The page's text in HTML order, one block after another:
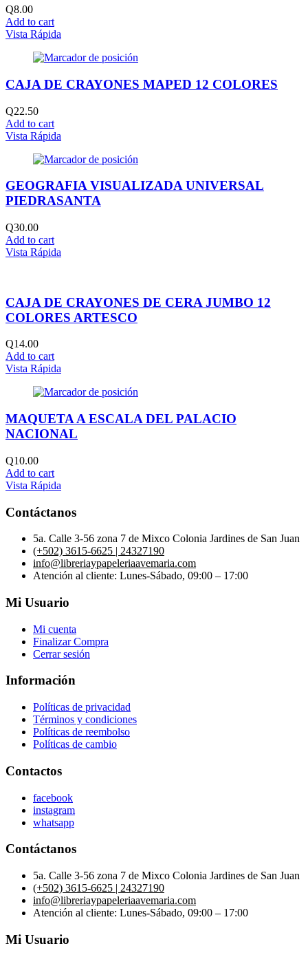
Q8.00
Add to cart
Vista Rápida
CAJA DE CRAYONES MAPED 12 COLORES
Q22.50
Add to cart
Vista Rápida
GEOGRAFIA VISUALIZADA UNIVERSAL
PIEDRASANTA
Q30.00
Add to cart
Vista Rápida
CAJA DE CRAYONES DE CERA JUMBO 12
COLORES ARTESCO
Q14.00
Add to cart
Vista Rápida
MAQUETA A ESCALA DEL PALACIO
NACIONAL
Q10.00
Add to cart
Vista Rápida
Contáctanos
5a. Calle 3-56 zona 7 de Mixco Colonia Jardines de San Juan
(+502) 3615-6625 | 24327190
info@libreriaypapeleriaavemaria.com
Atención al cliente: Lunes-Sábado, 09:00 – 17:00
Mi Usuario
Mi cuenta
Finalizar Compra
Cerrar sesión
Información
Políticas de privacidad
Términos y condiciones
Políticas de reembolso
Políticas de cambio
Contactos
facebook
instagram
whatsapp
Contáctanos
5a. Calle 3-56 zona 7 de Mixco Colonia Jardines de San Juan
(+502) 3615-6625 | 24327190
info@libreriaypapeleriaavemaria.com
Atención al cliente: Lunes-Sábado, 09:00 – 17:00
Mi Usuario